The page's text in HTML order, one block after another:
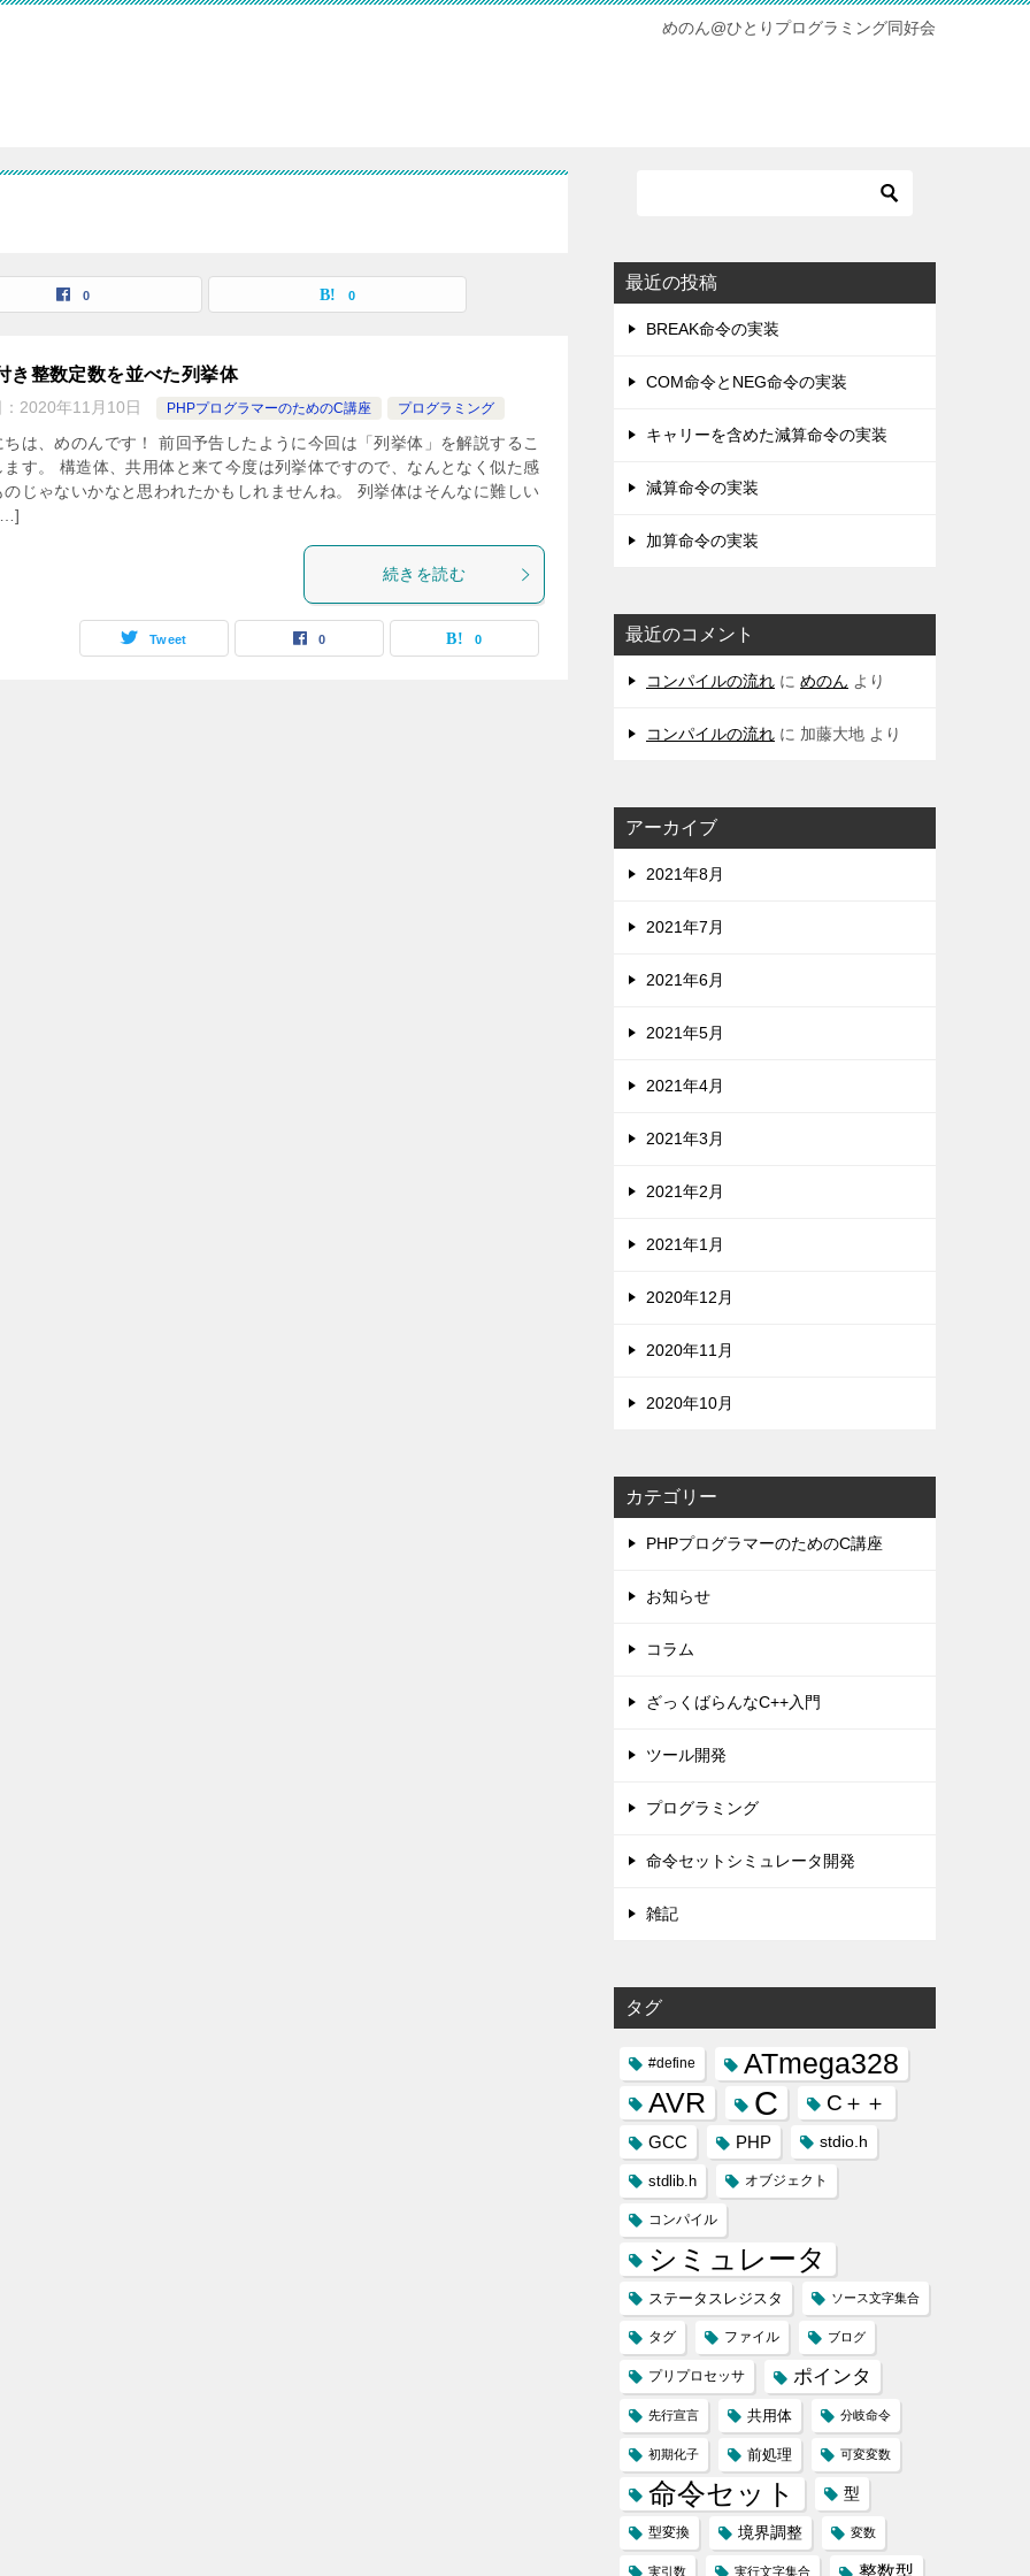
めのん@ひとりプログラミング同好会
0 0
き整数定数を並べた列挙体
2020年11月10日 PHPプログラマーのためのC講座 プログラミング
ちは、めのんです！ 前回予告したように今回は「列挙体」を解説するこ
ます。 構造体、共用体と来て今度は列挙体ですので、なんとなく似た感
のじゃないかなと思われたかもしれませんね。 列挙体はそんなに難しい
続きを読む
Tweet 0 0
最近の投稿
BREAK命令の実装
COM命令とNEG命令の実装
キャリーを含めた減算命令の実装
減算命令の実装
加算命令の実装
最近のコメント
コンパイルの流れ に めのん より
コンパイルの流れ に 加藤大地 より
アーカイブ
2021年8月
2021年7月
2021年6月
2021年5月
2021年4月
2021年3月
2021年2月
2021年1月
2020年12月
2020年11月
2020年10月
カテゴリー
PHPプログラマーのためのC講座
お知らせ
コラム
ざっくばらんなC++入門
ツール開発
プログラミング
命令セットシミュレータ開発
雑記
タグ
#define
ATmega328
AVR
C C＋＋
GCC PHP stdio.h
stdlib.h オブジェクト
コンパイル
シミュレータ
ステータスレジスタ ソース文字集合
タグ ファイル ブログ
プリプロセッサ ポインタ
先行宣言 共用体 分岐命令
初期化子 前処理 可変変数
命令セット 型
型変換 境界調整 変数
実引数 実行文字集合 整数型